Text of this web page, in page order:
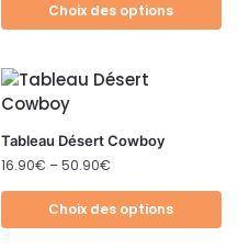
Choix des options
Tableau Désert Cowboy
16.90€ –50.90€
Choix des options